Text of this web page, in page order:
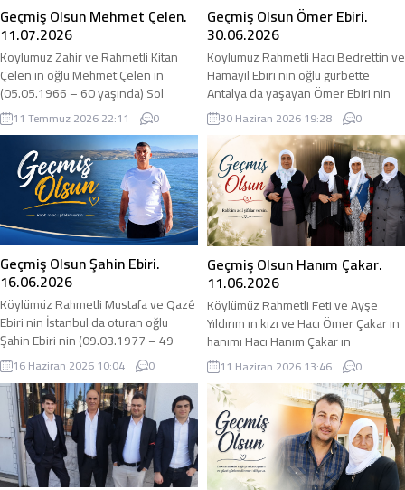
Geçmiş Olsun Mehmet Çelen.
11.07.2026
Köylümüz Zahir ve Rahmetli Kitan
Çelen in oğlu Mehmet Çelen in
(05.05.1966 – 60 yaşında) Sol
Akciğerinde Kitle tespit edilmis ve
İstanbul Bezmialem Üniversitesinde
Kemoterapi, Işın tedavi ve Akılı ilaç
tedavisi (ümino terapi) almıştı.
Maalesef Bölge Hastanesi’ne
09.07.2026 tarihinde yatırıldığını ve
entübe olduğunu öğrendik.
adirli.com olarak geçmiş olsun diyor,
acil...
11 Temmuz 2026 22:11 0
Geçmiş Olsun Ömer Ebiri.
30.06.2026
Köylümüz Rahmetli Hacı Bedrettin ve
Hamayil Ebiri nin oğlu gurbette
Antalya da yaşayan Ömer Ebiri nin
30.06.3026 tarihinde Anjio olduğunu
öğrendik. adirli.com olarak
kendisine geçmiş olsun diyor, acil
şifalar diliyoruz. Ümit Ebiri: 0544 415
1145
30 Haziran 2026 19:28 0
Geçmiş Olsun Şahin Ebiri.
16.06.2026
Köylümüz Rahmetli Mustafa ve Qazé
Ebiri nin İstanbul da oturan oğlu
Şahin Ebiri nin (09.03.1977 – 49
yaşında) maalesef Cilt Kanseri
olduğunu öğrendik. Şu anda Van da
ve aile evinde kalıyor. adirli.com
olarak kendisine geçmiş olsun diyor,
Allahtan hayırlı şifalar diliyoruz. Ömer
Ebiri : 0542 279 2954
16 Haziran 2026 10:04 0
Geçmiş Olsun Hanım Çakar.
11.06.2026
Köylümüz Rahmetli Feti ve Ayşe
Yıldırım ın kızı ve Hacı Ömer Çakar ın
hanımı Hacı Hanım Çakar ın
26.05.2026 tarihinden beri bölge
hastanesi Üroloji Servisinde –
Böbrek taşının kanala sıkışması
nedeni ile yatırıldığını ve ameliyat
olacağını öğrendik. adirli.com olarak
geçmiş olsun diyor, hayırlı şifalar
diliyoruz. Cihan Çakar : 0505 471...
11 Haziran 2026 13:46 0